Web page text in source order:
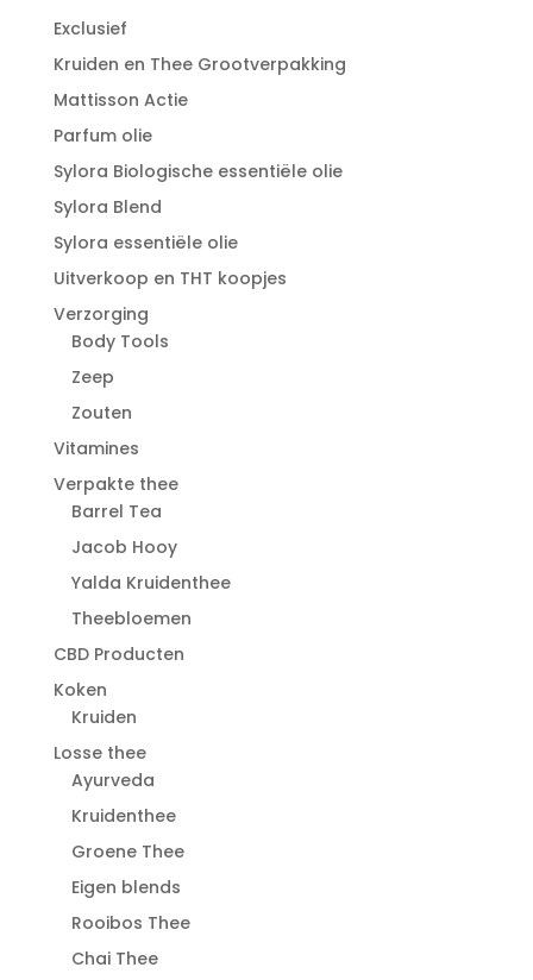
Exclusief
Kruiden en Thee Grootverpakking
Mattisson Actie
Parfum olie
Sylora Biologische essentiële olie
Sylora Blend
Sylora essentiële olie
Uitverkoop en THT koopjes
Verzorging
Body Tools
Zeep
Zouten
Vitamines
Verpakte thee
Barrel Tea
Jacob Hooy
Yalda Kruidenthee
Theebloemen
CBD Producten
Koken
Kruiden
Losse thee
Ayurveda
Kruidenthee
Groene Thee
Eigen blends
Rooibos Thee
Chai Thee